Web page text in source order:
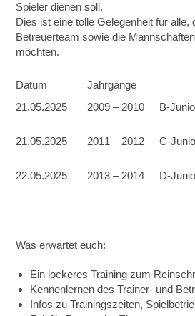
Spieler dienen soll.
Dies ist eine tolle Gelegenheit für alle,
Betreuerteam sowie die
möchten.
Datum Jahrgänge
21.05.2025
2009 – 2010 B-
21.05.2025
2011 – 2012 C-
22.05.2025
2013 – 2014 D-
Was erwartet euch:
Ein lockeres Training zum
Kennenlernen des Trainer- und
Infos zu Trainingszeiten,